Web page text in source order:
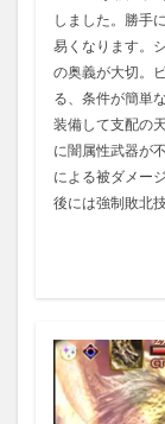
しました。勝手
易くなります。
の奥義が大切。
る、条件が簡単
装備して支配の
に闇属性武器が
による被ダメー
後には強制敗北